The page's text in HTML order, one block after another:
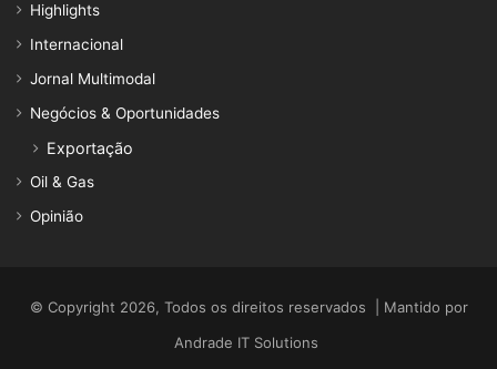
Highlights
Internacional
Jornal Multimodal
Negócios & Oportunidades
Exportação
Oil & Gas
Opinião
© Copyright 2026, Todos os direitos reservados | Mantido por
Andrade IT Solutions